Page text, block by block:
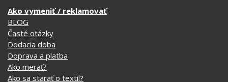
Ako vymeniť / reklamovať
BLOG
Časté otázky
Dodacia doba
Doprava a platba
Ako merať?
Ako sa starať o textil?